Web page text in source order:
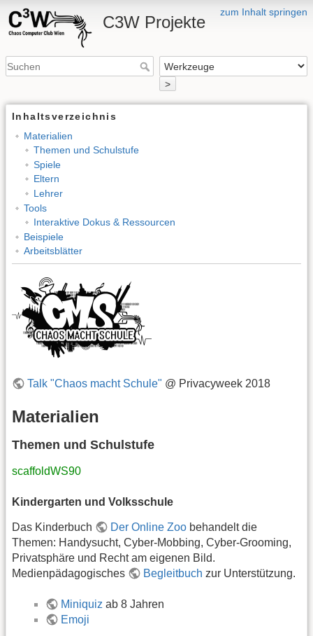
zum Inhalt springen
C3W Projekte
>
Inhaltsverzeichnis
Materialien
Themen und Schulstufe
Spiele
Eltern
Lehrer
Tools
Interaktive Dokus & Ressourcen
Beispiele
Arbeitsblätter
Talk "Chaos macht Schule" @ Privacyweek 2018
Materialien
Themen und Schulstufe
scaffoldWS90
Kindergarten und Volksschule
Das Kinderbuch Der Online Zoo behandelt die
Themen: Handysucht, Cyber-Mobbing, Cyber-Grooming,
Privatsphäre und Recht am eigenen Bild.
Medienpädagogisches
Begleitbuch zur Unterstützung.
Miniquiz ab 8 Jahren
Emoji